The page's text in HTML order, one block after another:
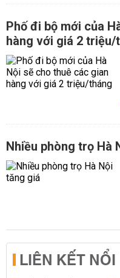
Phố đi bộ mới của
hàng với giá 2 triệu/
Nhiều phòng trọ Hà
LIÊN KẾT